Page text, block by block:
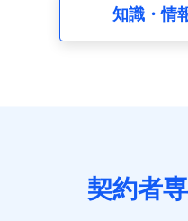
の内容、保険料、保険
走行距離などの情報、
険契約に関する情報。
者の氏名、住所、生年
知識・情
契約者